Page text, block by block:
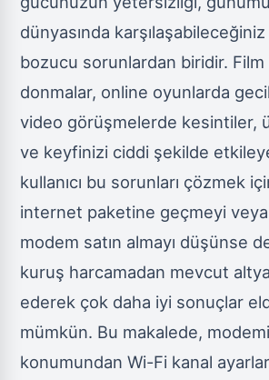
dünyasında
bozucu sorunlardan biridir.
donmalar, online oyunlarda
video görüşmelerde kesintiler,
ve keyfinizi ciddi şekilde
kullanıcı bu sorunları çözmek
internet paketine geçmeyi
modem satın almayı düşünse
kuruş harcamadan mevcut
ederek çok daha iyi sonuçlar
mümkün. Bu makalede,
konumundan Wi-Fi kanal